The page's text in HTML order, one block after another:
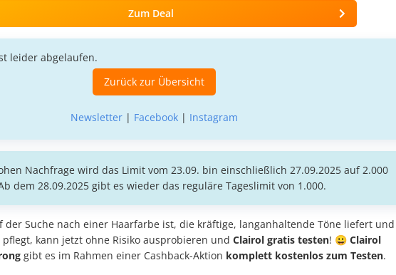
Zum Deal
leider abgelaufen.
Zurück zur Übersicht
Newsletter| Facebook| Instagram
Nachfrage wird das Limit vom 23.09. bin einschließlich 27.09.2025 auf 2.000
dem 28.09.2025 gibt es wieder das reguläre Tageslimit von 1.000.
der Suche nach einer Haarfarbe ist, die kräftige, langanhaltende Töne liefert und
kann jetzt ohne Risiko ausprobieren und Clairol gratis testen! 😀 Clairol
gibt es im Rahmen einer Cashback-Aktion komplett kostenlos zum Testen.